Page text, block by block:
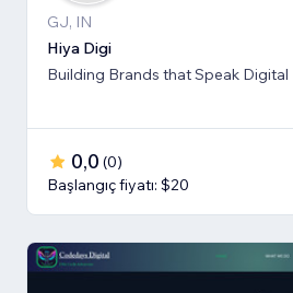
GJ, IN
Hiya Digi
Building Brands that Speak Digital
0,0 (0)
Başlangıç fiyatı: $20